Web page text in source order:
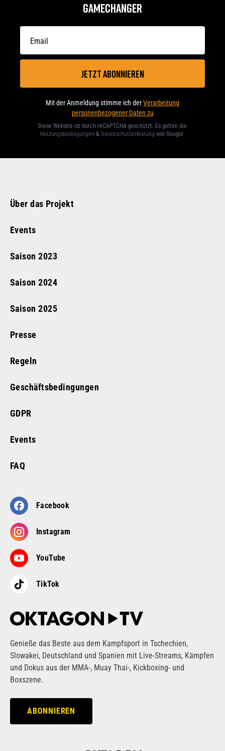
GAMECHANGER
Mit der Anmeldung stimme ich derVerarbeitung
personenbezogener Daten zu
Diese Website ist durch reCAPTCHA geschützt. Es gelten die
Nutzungsbedingungen & Datenschutzerklärung von Google.
Über das Projekt
Events
Saison 2023
Saison 2024
Saison 2025
Presse
Regeln
Geschäftsbedingungen
GDPR
Events
FAQ
Facebook
Instagram
YouTube
TikTok
Genieße das Beste aus dem Kampfsport in Tschechien,
Slowakei, Deutschland und Spanien mit Live-Streams, Kämpfen
und Dokus aus der MMA-, Muay Thai-, Kickboxing- und
Boxszene.
ABONNIEREN